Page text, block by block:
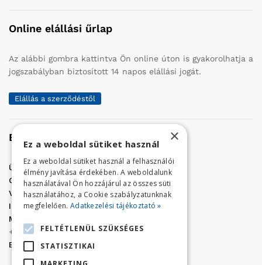
Online elállási űrlap
Az alábbi gombra kattintva Ön online úton is gyakorolhatja a
jogszabályban biztosított 14 napos elállási jogát.
Elállás a szerződéstől
Elérhetőség
Üzletünk címe:
Szolnok, Vércse út 17.
Golf Center Áruház:06 (56) 423-324
VÁR-Kert Áruház: 06 (56) 429-771
Iroda:06 (56) 421-857
Megrendelés, termék információ:
+36 (70) 938-3356
E-mail:
golfaruhaz@gmail.com
×
Ez a weboldal sütiket használ
Ez a weboldal sütiket használ a felhasználói
élmény javítása érdekében. A weboldalunk
használatával Ön hozzájárul az összes süti
használatához, a Cookie szabályzatunknak
megfelelően. Adatkezelési tájékoztató »
FELTÉTLENÜL SZÜKSÉGES
STATISZTIKAI